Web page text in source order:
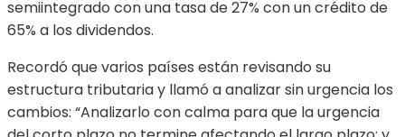
semiintegrado con una tasa de 27% con un crédito de
65% a los dividendos.
Recordó que varios países están revisando su
estructura tributaria y llamó a analizar sin urgencia los
cambios: “Analizarlo con calma para que la urgencia